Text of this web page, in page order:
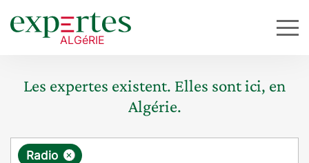
Les expertes existent. Elles sont ici, en
Algérie.
R
×
Radio